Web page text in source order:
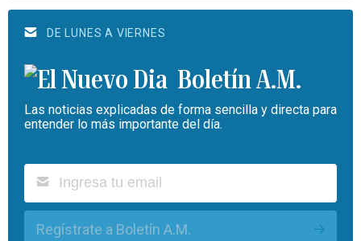
DE LUNES A VIERNES
Boletín A.M.
Las noticias explicadas de forma sencilla y directa para
entender lo más importante del día.
Regístrate a Boletín A.M.